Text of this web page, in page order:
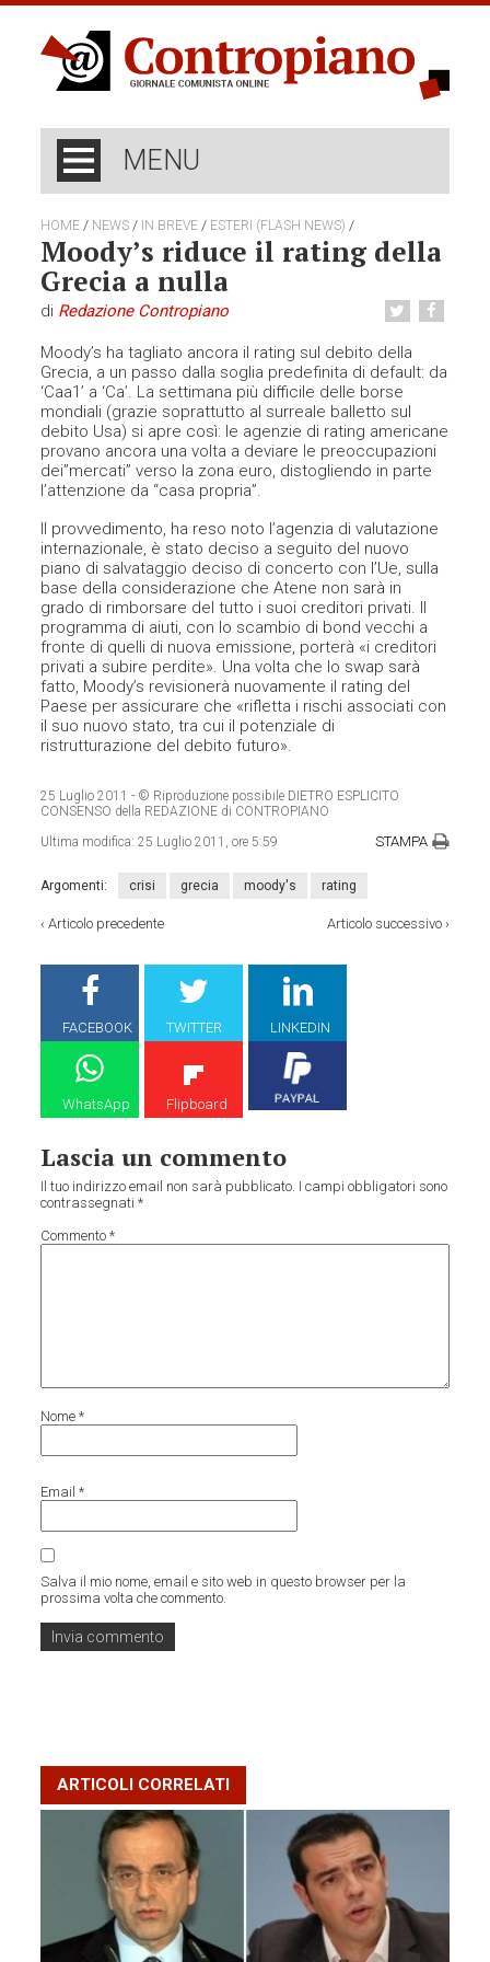
MENU
HOME / NEWS / IN BREVE / ESTERI (FLASH NEWS) /
Moody’s riduce il rating della
Grecia a nulla
di Redazione Contropiano
Moody’s ha tagliato ancora il rating sul debito della
Grecia, a un passo dalla soglia predefinita di default: da
‘Caa1’ a ‘Ca’. La settimana più difficile delle borse
mondiali (grazie soprattutto al surreale balletto sul
debito Usa) si apre così: le agenzie di rating americane
provano ancora una volta a deviare le preoccupazioni
dei”mercati” verso la zona euro, distogliendo in parte
l’attenzione da “casa propria”.
Il provvedimento, ha reso noto l’agenzia di valutazione
internazionale, è stato deciso a seguito del nuovo
piano di salvataggio deciso di concerto con l’Ue, sulla
base della considerazione che Atene non sarà in
grado di rimborsare del tutto i suoi creditori privati. Il
programma di aiuti, con lo scambio di bond vecchi a
fronte di quelli di nuova emissione, porterà «i creditori
privati a subire perdite». Una volta che lo swap sarà
fatto, Moody’s revisionerà nuovamente il rating del
Paese per assicurare che «rifletta i rischi associati con
il suo nuovo stato, tra cui il potenziale di
ristrutturazione del debito futuro».
25 Luglio 2011 - © Riproduzione possibile DIETRO ESPLICITO
CONSENSO della REDAZIONE di CONTROPIANO
Ultima modifica:25 Luglio 2011, ore 5:59 STAMPA
Argomenti: crisi grecia moody's rating
‹Articolo precedente Articolo successivo›
FACEBOOK TWITTER LINKEDIN
WhatsApp Flipboard
Lascia un commento
Il tuo indirizzo email non sarà pubblicato. I campi obbligatori sono
contrassegnati*
Commento*
Nome*
Email*
Salva il mio nome, email e sito web in questo browser per la
prossima volta che commento.
ARTICOLI CORRELATI